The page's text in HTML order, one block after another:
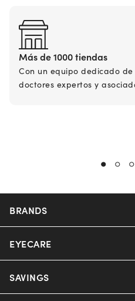
Más de 1000 tiendas
Con un equipo dedicado de
doctores expertos y
BRANDS
Nuance Audio
Ray-Ban
EYECARE
Our Eyeglasses
SAVINGS